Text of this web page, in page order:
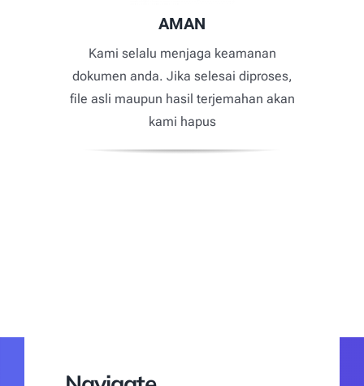
AMAN
Kami selalu menjaga keamanan
dokumen anda. Jika selesai diproses,
file asli maupun hasil terjemahan akan
kami hapus